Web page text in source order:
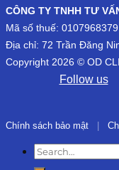
CÔNG TY TNHH TƯ
Mã số thuế: 0107968379
Địa chỉ: 72 Trần Đăng
Copyright 2026 © OD
Follow us
Chính sách bảo mật